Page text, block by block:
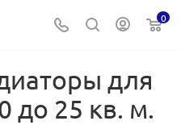
0
для
до 25 кв. м.